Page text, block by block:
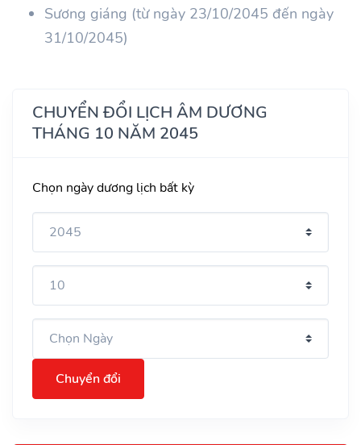
Sương giáng (từ ngày 23/10/2045 đến ngày
31/10/2045)
CHUYỂN ĐỔI LỊCH ÂM DƯƠNG
THÁNG 10 NĂM 2045
Chọn ngày dương lịch bất kỳ
Chuyển đổi